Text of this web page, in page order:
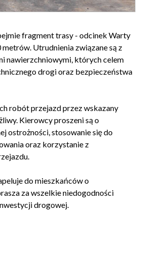
fragment trasy - odcinek Warty
metrów. Utrudnienia związane są z
nawierzchniowymi, których celem
drogi oraz bezpieczeństwa
robót przejazd przez wskazany
Kierowcy proszeni są o
ostrożności, stosowanie się do
oraz korzystanie z
do mieszkańców o
za wszelkie niedogodności
drogowej.